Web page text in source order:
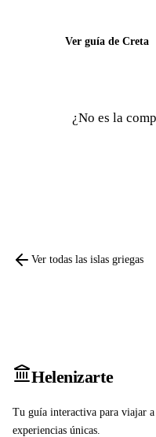
Ver guía de Creta
¿No es la
Ver todas las islas griegas
Helenizarte
Tu guía interactiva para viajar
experiencias únicas.